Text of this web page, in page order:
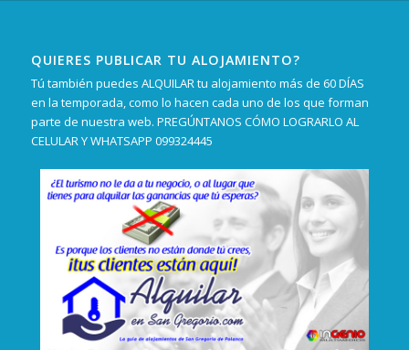
QUIERES PUBLICAR TU ALOJAMIENTO?
Tú también puedes ALQUILAR tu alojamiento más de 60 DÍAS
en la temporada, como lo hacen cada uno de los que forman
parte de nuestra web. PREGÚNTANOS CÓMO LOGRARLO AL
CELULAR Y WHATSAPP 099324445